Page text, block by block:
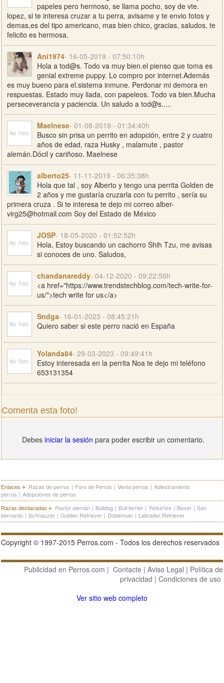
papeles pero hermoso, se llama pocho, soy de vte.
lopez, si te interesa cruzar a tu perra, avisame y te envio fotos y
demas,es del tipo americano, mas bien chico, gracias, saludos, te
felicito es hermosa.
Ani1974- 16-05-2019 - 07:50:10h
Hola a tod@s. Todo va muy bien.el pienso que toma es
genial extreme puppy. Lo compro por internet.Además
es muy bueno para el.sistema inmune. Perdonar mi demora en
respuestas. Estado muy liada, con papeleos. Todo va bien.Mucha
perseceverancia y paciencia. Un saludo a tod@s.....
Maelnese- 01-08-2019 - 01:34:40h
Busco sin prisa un perrito en adopción, entre 2 y cuatro
años de edad, raza Husky , malamute , pastor
alemán.Dócil y cariñoso. Maelnese
alberto25- 11-11-2019 - 06:35:38h
Hola que tal , soy Alberto y tengo una perrita Golden de
2 años y me gustaría cruzarla con tu perrito , sería su
primera cruza . Si te interesa te dejo mi correo alber-
virg25@hotmail.com Soy del Estado de México
JOSP- 18-05-2020 - 01:52:52h
Hola, Estoy buscando un cachorro Shih Tzu, me avisas
si conoces de uno. Saludos,
chandanareddy- 04-12-2020 - 09:22:56h
<a href="https://www.trendstechblog.com/tech-write-for-
us/">tech write for us</a>
Sndga- 16-01-2023 - 08:45:21h
Quiero saber si este perro nació en España
Yolanda84- 29-03-2023 - 09:49:41h
Estoy interesada en la perrita Noa te dejo mi teléfono
653131354
Comenta esta foto!
Debes iniciar la sesión para poder escribir un comentario.
Enlaces Razas de perros | Foro de Perros | Venta perros | Adiestramiento
perros | Adopciones de perros
Razas destacadas
Pastor alemán | Bulldog | Bull terrier | Yorkshire | Boxer | San
bernardo | Schnauzer | Golden Retriever | Doberman | Labrador Retriever
Copyright © 1997-2015 Perros.com - Todos los derechos reservados
Publicidad en Perros.com | Contacte | Aviso Legal | Política de
privacidad | Condiciones de uso
Ver sitio web completo